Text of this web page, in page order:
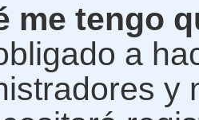
me tengo
a
y